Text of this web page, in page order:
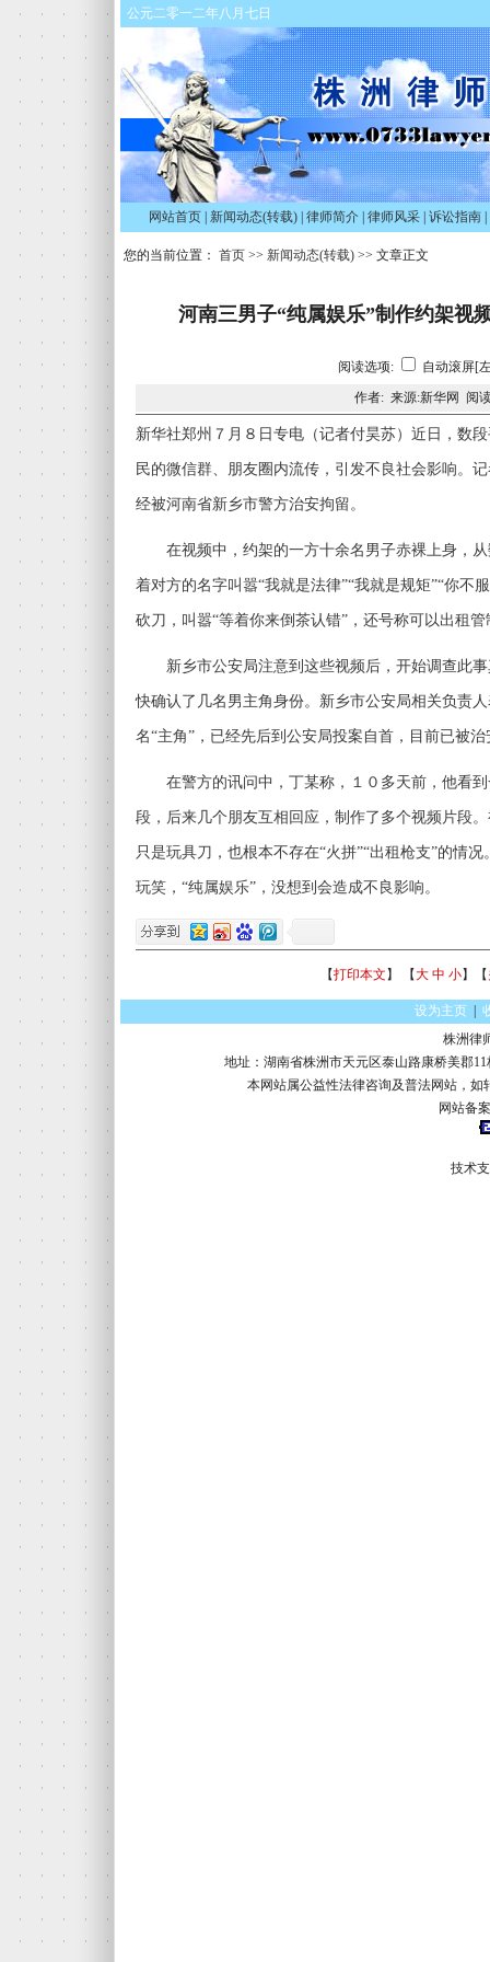
公元二零一二年八月七日
网站首页 新闻动态(转载) 律师简介 律师风采 诉讼指南
您的当前位置： 首页 >> 新闻动态(转载) >> 文章正文
河南三男子“纯属娱乐”制作约架视
阅读选项:
自动滚屏[
作者: 来源:新华网 阅
新华社郑州７月８日专电（记者付昊苏）近日，数
民的微信群、朋友圈内流传，引发不良社会影响。
经被河南省新乡市警方治安拘留。
在视频中，约架的一方十余名男子赤裸上身，从
着对方的名字叫嚣“我就是法律”“我就是规矩”“你不
砍刀，叫嚣“等着你来倒茶认错”，还号称可以出租
新乡市公安局注意到这些视频后，开始调查此事
快确认了几名男主角身份。新乡市公安局相关负责
名“主角”，已经先后到公安局投案自首，目前已被治
在警方的讯问中，丁某称，１０多天前，他看到
段，后来几个朋友互相回应，制作了多个视频片段
只是玩具刀，也根本不存在“火拼”“出租枪支”的情
玩笑，“纯属娱乐”，没想到会造成不良影响。
【打印本文 】 【大 中 小】【
设为主页
株洲律
地址：湖南省株洲市天元区泰山路康桥美郡11
本网站属公益性法律咨询及普法网站，
网站备
技术